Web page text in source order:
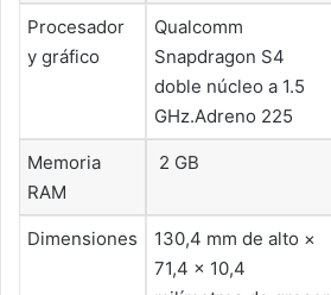
Procesador
y gráfico
Qualcomm
Snapdragon S4
doble núcleo a 1.5
GHz.Adreno 225
Memoria
RAM
2 GB
Dimensiones
130,4 mm de alto ×
71,4 × 10,4